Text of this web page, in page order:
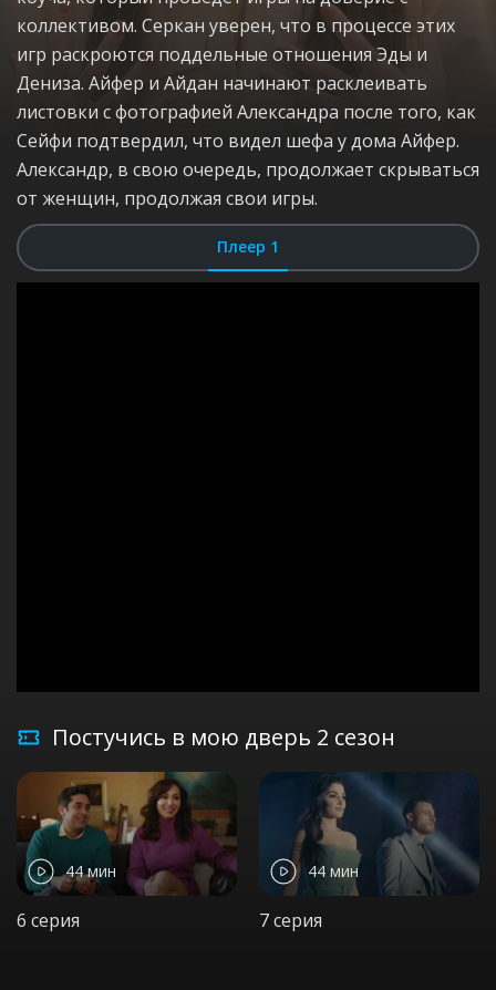
коллективом. Серкан уверен, что в процессе этих
игр раскроются поддельные отношения Эды и
Дениза. Айфер и Айдан начинают расклеивать
листовки с фотографией Александра после того, как
Сейфи подтвердил, что видел шефа у дома Айфер.
Александр, в свою очередь, продолжает скрываться
от женщин, продолжая свои игры.
Плеер 1
Постучись в мою дверь 2 сезон
44 мин
6 серия
44 мин
7 серия